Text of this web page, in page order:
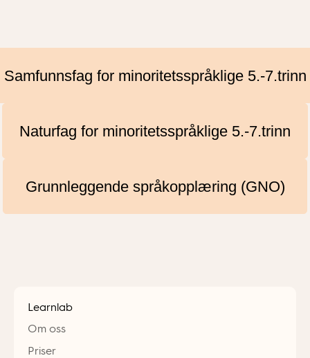
Samfunnsfag for minoritetsspråklige 5.-7.trinn
Naturfag for minoritetsspråklige 5.-7.trinn
Grunnleggende språkopplæring (GNO)
Learnlab
Om oss
Priser